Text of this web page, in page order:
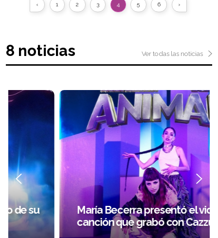
‹ 1 2 3 4 5 6 ›
8 noticias Ver todas las noticias
María Becerra presentó el video de la
canción que grabó con Cazzu